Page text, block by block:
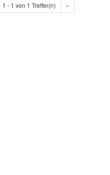
1 - 1 von 1 Treffer(n) »